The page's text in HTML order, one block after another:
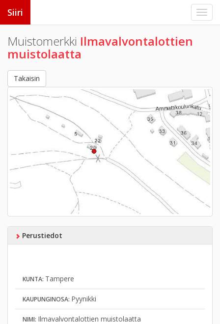
Siiri
Muistomerkki Ilmavalvontalottien
muistolaatta
Takaisin
Perustiedot
KUNTA: Tampere
KAUPUNGINOSA: Pyynikki
NIMI: Ilmavalvontalottien muistolaatta